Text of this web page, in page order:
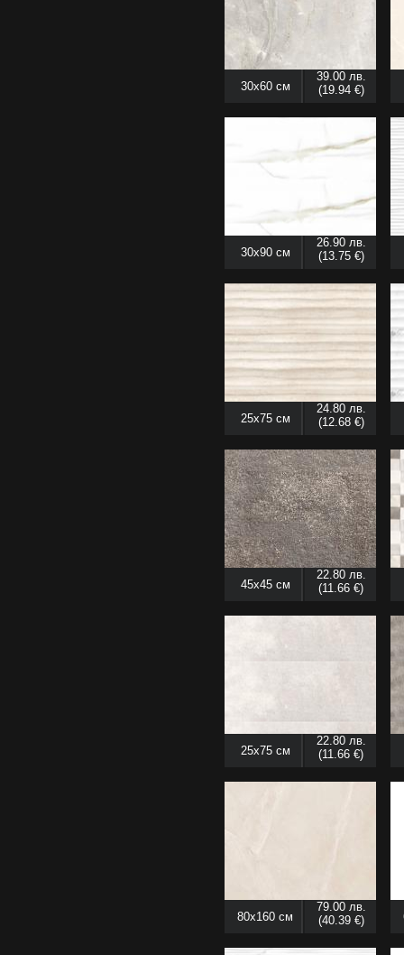
30x60 см
39.00 лв.
(19.94 €)
30x90 см
26.90 лв.
(13.75 €)
25x75 см
24.80 лв.
(12.68 €)
45x45 см
22.80 лв.
(11.66 €)
25x75 см
22.80 лв.
(11.66 €)
80x160 см
79.00 лв.
(40.39 €)